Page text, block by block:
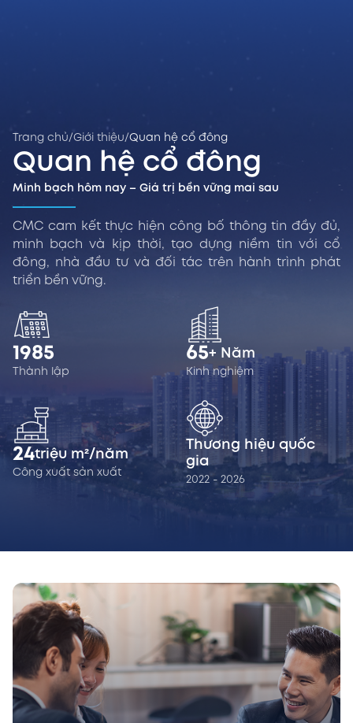
Trang chủ/Giới thiệu/Quan hệ cổ đông
Quan hệ cổ đông
Minh bạch hôm nay – Giá trị bền vững mai sau
CMC cam kết thực hiện công bố thông tin đầy đủ,
minh bạch và kịp thời, tạo dựng niềm tin với cổ
đông, nhà đầu tư và đối tác trên hành trình phát
triển bền vững.
1985
Thành lập
65+ Năm
Kinh nghiệm
24triệu m²/năm
Công xuất sản xuất
Thương hiệu quốc
gia
2022 - 2026